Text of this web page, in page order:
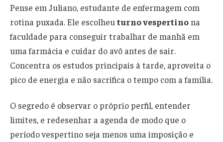
Pense em Juliano, estudante de enfermagem com
rotina puxada. Ele escolheu turno vespertinona
faculdade para conseguir trabalhar de manhã em
uma farmácia e cuidar do avô antes de sair.
Concentra os estudos principais à tarde, aproveita o
pico de energia e não sacrifica o tempo com a família.
O segredo é observar o próprio perfil, entender
limites, e redesenhar a agenda de modo que o
período vespertino seja menos uma imposição e